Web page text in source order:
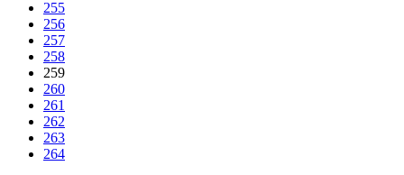
255
256
257
258
259
260
261
262
263
264